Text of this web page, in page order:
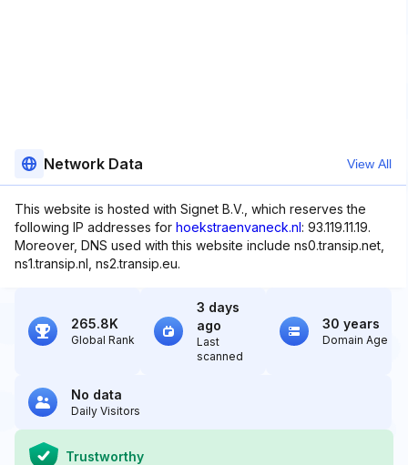
Network Data View All
This website is hosted with Signet B.V., which reserves the
following IP addresses for hoekstraenvaneck.nl: 93.119.11.19.
Moreover, DNS used with this website include ns0.transip.net,
ns1.transip.nl, ns2.transip.eu.
265.8K
Global Rank
3 days
ago
Last
scanned
30 years
Domain Age
No data
Daily Visitors
Trustworthy